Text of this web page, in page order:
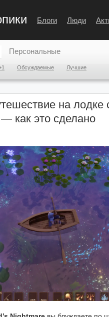
Блоги Люди
Обсуждаемые Лучшие
Персональные
на лодке
как это сделано